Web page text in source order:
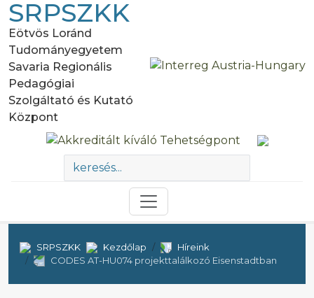
SRPSZKK
Eötvös Loránd
Tudományegyetem
Savaria Regionális
Pedagógiai
Szolgáltató és Kutató
Központ
SRPSZKK Kezdőlap
Híreink
CODES AT-HU074 projekttalálkozó Eisenstadtban